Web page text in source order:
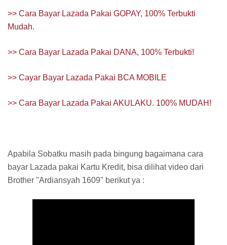
>> Cara Bayar Lazada Pakai GOPAY, 100% Terbukti
Mudah.
>> Cara Bayar Lazada Pakai DANA, 100% Terbukti!
>> Cayar Bayar Lazada Pakai BCA MOBILE
>> Cara Bayar Lazada Pakai AKULAKU. 100% MUDAH!
Apabila Sobatku masih pada bingung bagaimana cara
bayar Lazada pakai Kartu Kredit, bisa dilihat video dari
Brother "Ardiansyah 1609" berikut ya :